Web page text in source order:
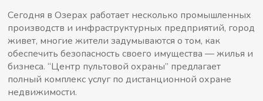
Сегодня в Озерах работает несколько промышленных
производств и инфраструктурных предприятий, город
живет, многие жители задумываются о том, как
обеспечить безопасность своего имущества — жилья и
бизнеса. “Центр пультовой охраны” предлагает
полный комплекс услуг по дистанционной охране
недвижимости.